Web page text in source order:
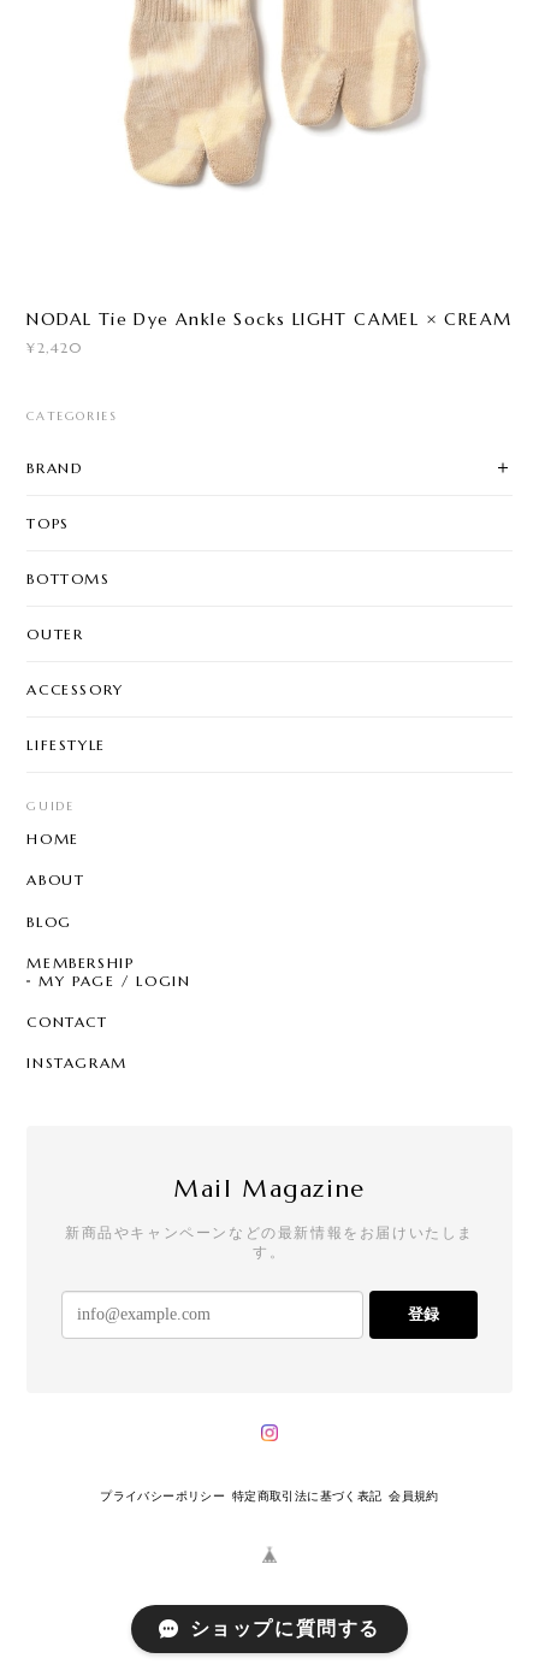
NODAL Tie Dye Ankle Socks LIGHT CAMEL × CREAM
¥2,420
CATEGORIES
BRAND
TOPS
BOTTOMS
OUTER
ACCESSORY
LIFESTYLE
GUIDE
HOME
ABOUT
BLOG
MEMBERSHIP
MY PAGE / LOGIN
CONTACT
INSTAGRAM
Mail Magazine
新商品やキャンペーンなどの最新情報をお届けいたしま
す。
登録
プライバシーポリシー 特定商取引法に基づく表記 会員規約
ショップに質問する